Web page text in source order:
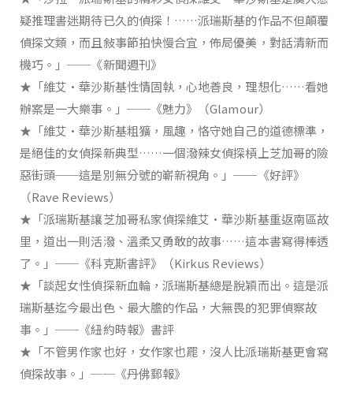
疑推理書迷期待已久的偵探！……派瑞斯基的作品不但顛覆
偵探文類，而且敍事節拍快慢合宜，佈局優美，對話清新而
機巧。」──《新聞週刊》
★「維艾•華沙斯基性情固執，心地善良，理想化……看她
辦案是一大樂事。」──《魅力》（Glamour）
★「維艾•華沙斯基粗獷，風趣，恪守她自己的道德標準，
是絕佳的女偵探新典型……一個潑辣女偵探槓上芝加哥的險
惡街頭──這是別無分號的嶄新視角。」──《好評》
（Rave Reviews）
★「派瑞斯基讓芝加哥私家偵探維艾•華沙斯基重返南區故
里，道出一則活潑、溫柔又勇敢的故事……這本書寫得棒透
了。」──《科克斯書評》（Kirkus Reviews）
★「談起女性偵探新血輪，派瑞斯基總是脫穎而出。這是派
瑞斯基迄今最出色、最大膽的作品，大無畏的犯罪偵察故
事。」──《紐約時報》書評
★「不管男作家也好，女作家也罷，沒人比派瑞斯基更會寫
偵探故事。」──《丹佛郵報》